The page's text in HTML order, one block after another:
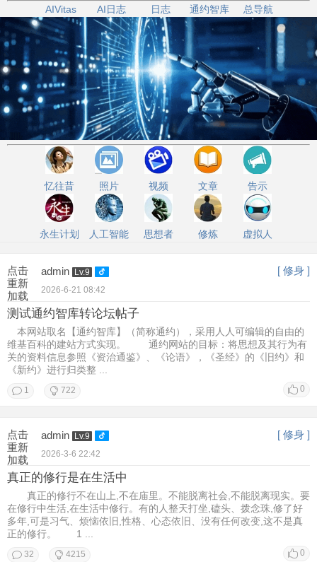
AIVitas AI日志 日志 通约智库 总导航
忆往昔 照片 视频 文章 告示
永生计划 人工智能 思想者 修炼 虚拟人
点击
重新
加载
admin Lv.9 [ 修身 ]
2026-6-21 08:42
测试通约智库转论坛帖子
本网站取名【通约智库】（简称通约），采用人人可编辑的自由的
维基百科的建站方式实现。 通约网站的目标：将思想及其行为有
关的资料信息参照《资治通鉴》、《论语》，《圣经》的《旧约》和
《新约》进行归类整 ...
0
1 722
点击
重新
加载
admin Lv.9 [ 修身 ]
2026-3-6 22:42
真正的修行是在生活中
真正的修行不在山上,不在庙里。不能脱离社会,不能脱离现实。要
在修行中生活,在生活中修行。有的人整天打坐,磕头、拨念珠,修了好
多年,可是习气、烦恼依旧,性格、心态依旧、没有任何改变,这不是真
正的修行。 1 ...
0
32 4215